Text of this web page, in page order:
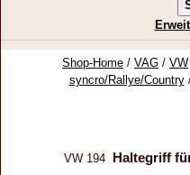
Shop-Home / VAG / VW
syncro/Rallye/Country
VW 194 Haltegriff